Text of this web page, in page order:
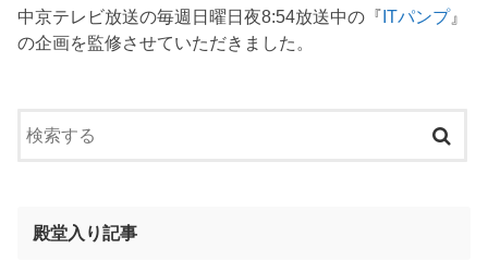
中京テレビ放送の毎週日曜日夜8:54放送中の『ITパンプ』
の企画を監修させていただきました。
殿堂入り記事